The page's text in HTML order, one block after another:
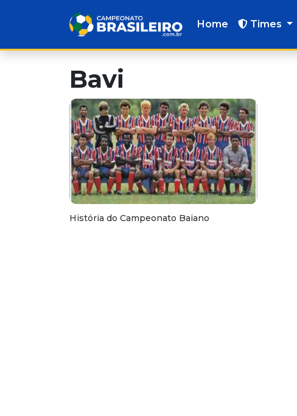
Home Times
Bavi
História do Campeonato Baiano